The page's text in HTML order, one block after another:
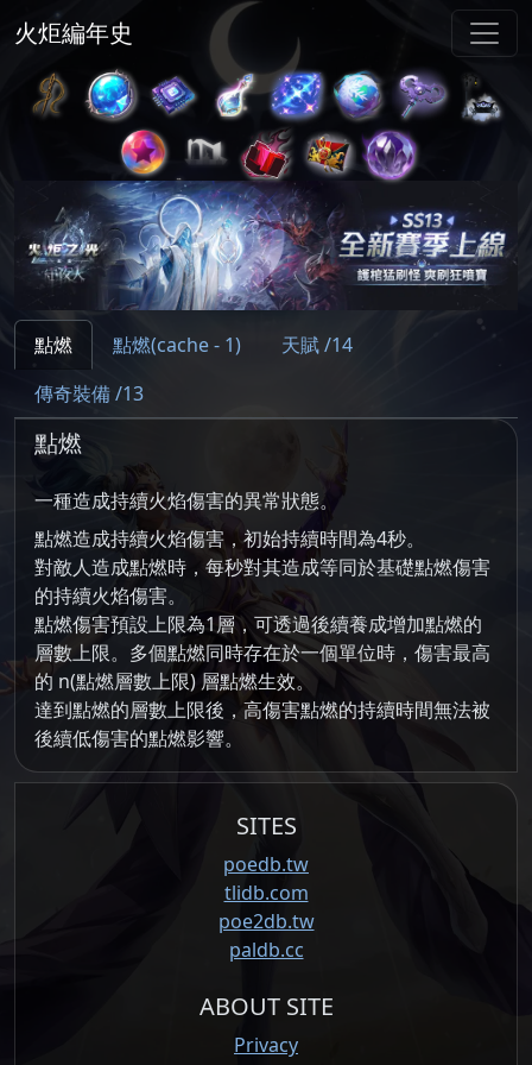
火炬編年史
點燃 點燃(cache - 1)
天賦 /14
傳奇裝備 /13
點燃
一種造成持續火焰傷害的異常狀態。
點燃造成持續火焰傷害，初始持續時間為4秒。
對敵人造成點燃時，每秒對其造成等同於基礎點燃傷害
的持續火焰傷害。
點燃傷害預設上限為1層，可透過後續養成增加點燃的
層數上限。多個點燃同時存在於一個單位時，傷害最高
的 n(點燃層數上限) 層點燃生效。
達到點燃的層數上限後，高傷害點燃的持續時間無法被
後續低傷害的點燃影響。
SITES
poedb.tw
tlidb.com
poe2db.tw
paldb.cc
ABOUT SITE
Privacy